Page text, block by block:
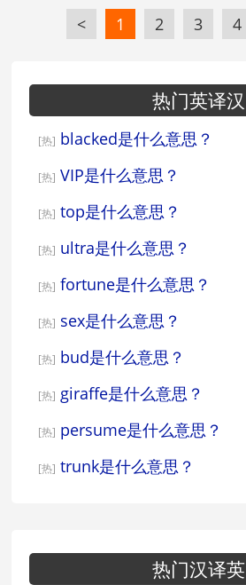
< 1 2 3 4
热门英译汉
[热] blacked是什么意思？
[热] VIP是什么意思？
[热] top是什么意思？
[热] ultra是什么意思？
[热] fortune是什么意思？
[热] sex是什么意思？
[热] bud是什么意思？
[热] giraffe是什么意思？
[热] persume是什么意思？
[热] trunk是什么意思？
热门汉译英